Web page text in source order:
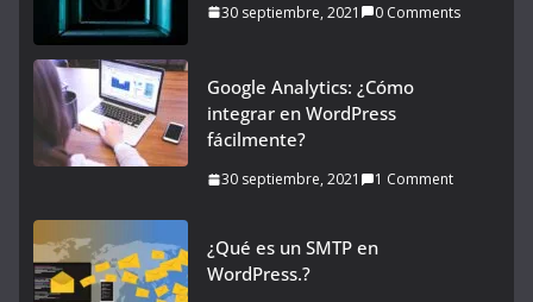
30 septiembre, 2021 0 Comments
Google Analytics: ¿Cómo
integrar en WordPress
fácilmente?
30 septiembre, 2021 1 Comment
¿Qué es un SMTP en
WordPress.?